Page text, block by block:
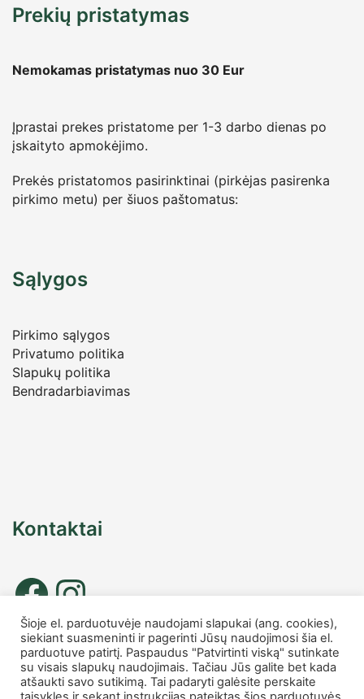
Prekių pristatymas
Nemokamas pristatymas nuo 30 Eur
Įprastai prekes pristatome per 1-3 darbo dienas po
įskaityto apmokėjimo.
Prekės pristatomos pasirinktinai (pirkėjas pasirenka
pirkimo metu) per šiuos paštomatus:
Sąlygos
Pirkimo sąlygos
Privatumo politika
Slapukų politika
Bendradarbiavimas
Kontaktai
Tel. nr.: +37067677885
info@charmshop.lt
Šioje el. parduotuvėje naudojami slapukai (ang. cookies),
siekiant suasmeninti ir pagerinti Jūsų naudojimosi šia el.
parduotuve patirtį. Paspaudus "Patvirtinti viską" sutinkate
su visais slapukų naudojimais. Tačiau Jūs galite bet kada
atšaukti savo sutikimą. Tai padaryti galėsite perskaite